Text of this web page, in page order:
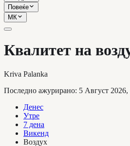
Повеќе
МК
Квалитет на
Kriva Palanka
Последно ажурирано: 5 Август 2026,
Денес
Утре
7 дена
Викенд
Воздух